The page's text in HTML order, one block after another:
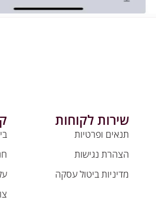
שירות לקוחות
תנאים ופרטיות
הצהרת נגישות
מדיניות ביטול עסקה